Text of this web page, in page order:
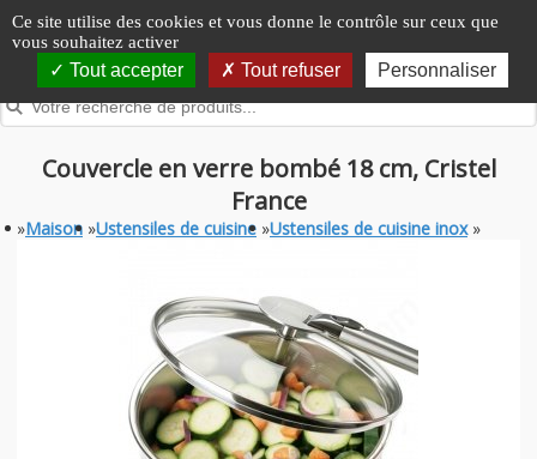
Panneau de gestion des cookies
Ce site utilise des cookies et vous donne le contrôle sur ceux que
vous souhaitez activer
Tout accepter Tout refuser Personnaliser
Couvercle en verre bombé 18 cm, Cristel
France
»Maison »Ustensiles de cuisine »Ustensiles de cuisine inox »